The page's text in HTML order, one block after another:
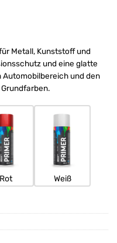
Metall, Kunststoff und
und eine glatte
Automobilbereich und den
Rot Weiß